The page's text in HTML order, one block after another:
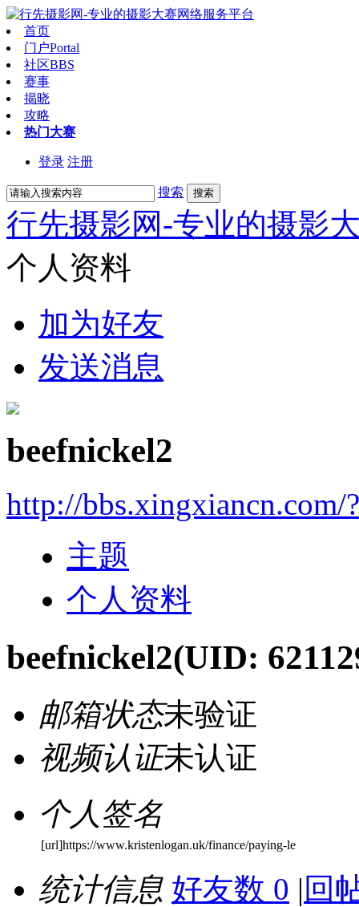
首页
门户Portal
社区BBS
赛事
揭晓
攻略
热门大赛
登录 注册
搜索 搜索
行先摄影网-专业的摄影
个人资料
加为好友
发送消息
beefnickel2
http://bbs.xingxiancn.com/
主题
个人资料
beefnickel2(UID:
邮箱状态未验证
视频认证未认证
个人签名
[url]https://www.kristenlogan.uk/finance/paying-le
统计信息 好友数 0 | 回